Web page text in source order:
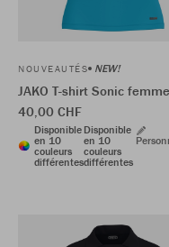
NOUVEAUTÉS NEW!
JAKO T-shirt Sonic
40,00 CHF
Disponible
en 10
couleurs
différentes
Disponible
en 10
couleurs
différentes